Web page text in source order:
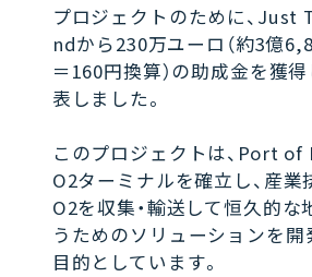
プロジェクトのために、
ndから230万ユーロ（約3億
＝160円換算）の助成金を獲
表しました。
このプロジェクトは、Port
O2ターミナルを確立し、産業
O2を収集・輸送して恒久的な
うためのソリューションを開
目的としています。